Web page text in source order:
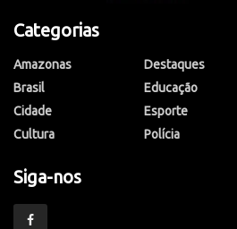
Categorias
Amazonas
Brasil
Cidade
Cultura
Destaques
Educação
Esporte
Polícia
Siga-nos